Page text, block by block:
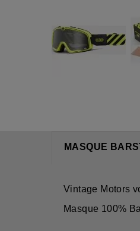
MASQUE
Vintage Motors
Masque 100%